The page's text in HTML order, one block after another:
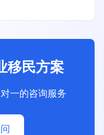
移民方案
一的咨询服务